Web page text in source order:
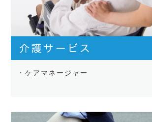
・ケアマネージャー